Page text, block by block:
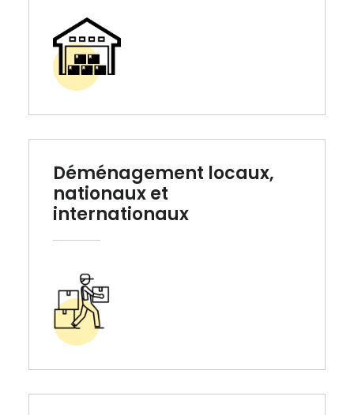
Déménagement locaux,
nationaux et
internationaux